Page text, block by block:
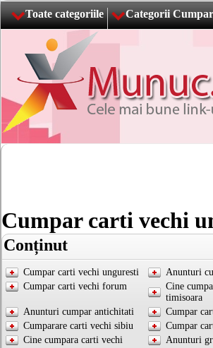
Toate categoriile Categorii Cumpar
Cumpar carti vechi
Conținut
Cumpar carti vechi unguresti
Anunturi
Cumpar carti vechi forum
Cine
timisoara
Anunturi cumpar antichitati
Cumpar
Cumparare carti vechi sibiu
Cumpar
Cine cumpara carti vechi
Anunturi